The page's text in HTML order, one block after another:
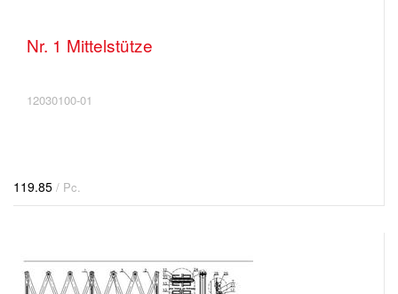
Nr. 1 Mittelstütze
12030100-01
119.85 / Pc.